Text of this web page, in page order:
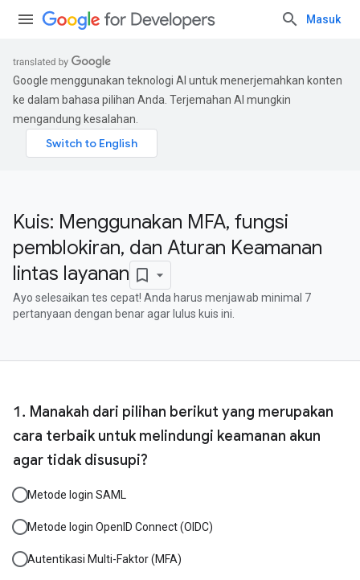
Masuk
Google menggunakan teknologi AI untuk menerjemahkan konten
ke dalam bahasa pilihan Anda. Terjemahan AI mungkin
mengandung kesalahan.
Kuis: Menggunakan MFA, fungsi
pemblokiran, dan Aturan Keamanan
lintas layanan
Ayo selesaikan tes cepat! Anda harus menjawab minimal 7
pertanyaan dengan benar agar lulus kuis ini.
Manakah dari pilihan berikut yang merupakan
cara terbaik untuk melindungi keamanan akun
agar tidak disusupi?
Metode login SAML
Metode login OpenID Connect (OIDC)
Autentikasi Multi-Faktor (MFA)